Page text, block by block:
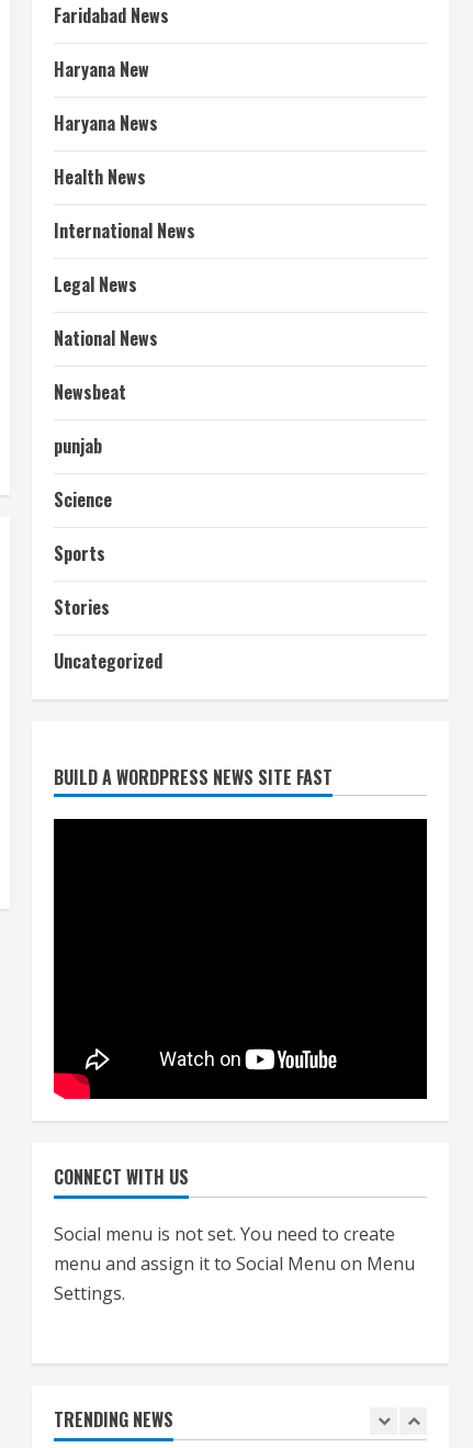
Faridabad News
Haryana New
Haryana News
Health News
International News
Legal News
National News
Newsbeat
punjab
Science
Sports
Stories
Uncategorized
BUILD A WORDPRESS NEWS SITE FAST
CONNECT WITH US
Social menu is not set. You need to create
menu and assign it to Social Menu on Menu
Settings.
TRENDING NEWS
2 July 24, 2026
4
5
हाई-रिस्क इमारतों के ओसी में बड़ा
July 24, 2026
एचईआरसी के अध्यक्ष नंद लाल का
को वापस नहीं जमा कराया तो कट